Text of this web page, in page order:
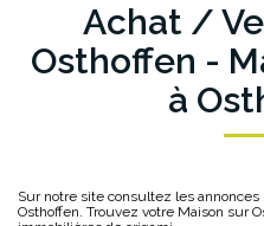
Pourquoi
Nos
Sélectionnez...
Budget max
Achat /
Osthoffen -
à
Sur notre site consultez les
Osthoffen. Trouvez votre Maison sur